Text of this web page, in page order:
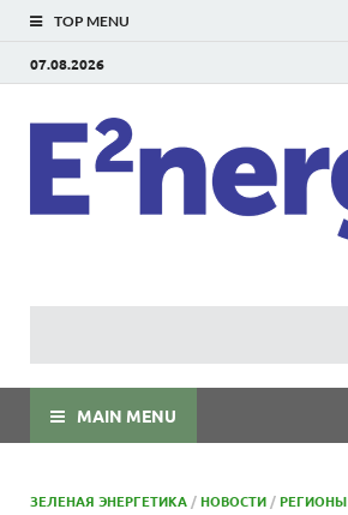
TOP MENU
07.08.2026
MAIN MENU
ЗЕЛЕНАЯ ЭНЕРГЕТИКА /НОВОСТИ /РЕГИОНЫ